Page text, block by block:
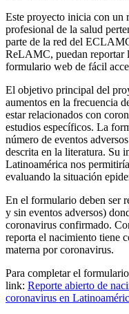
Este proyecto inicia con un
profesional de la salud
parte de la red del
ReLAMC, puedan reportar
formulario web de fácil
El objetivo principal del
aumentos en la frecuencia
estar relacionados con
estudios específicos. La
número de eventos
descrita en la literatura. Su
Latinoamérica nos
evaluando la situación
En el formulario deben ser
y sin eventos adversos)
coronavirus confirmado.
reporta el nacimiento tiene
materna por coronavirus.
Para completar el
link: Reporte abierto de
coronavirus en